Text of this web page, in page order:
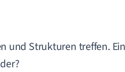
und Strukturen treffen.